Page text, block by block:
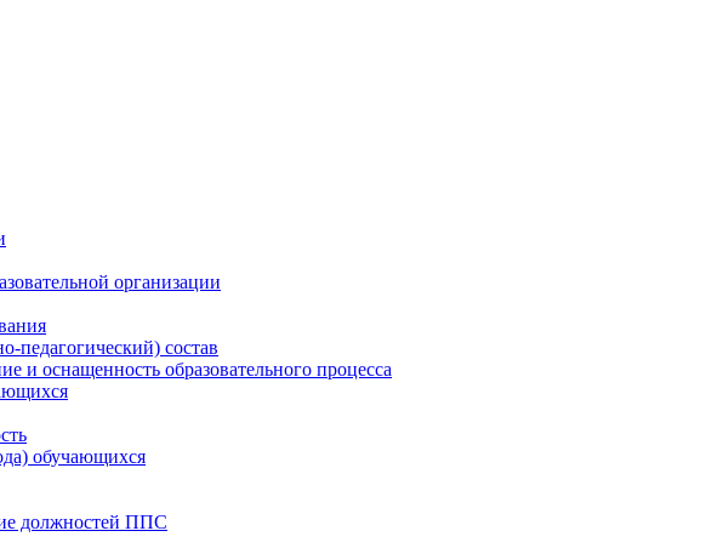
организации
педагогический) состав
и оснащенность образовательного процесса
обучающихся
должностей ППС